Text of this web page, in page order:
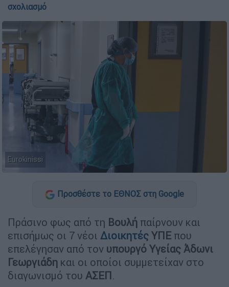
σχολιασμό
Eurokinissi
Προσθέστε το ΕΘΝΟΣ στη Google
Πράσινο φως από τη Βουλή παίρνουν και
επισήμως οι 7 νέοι Διοικητές ΥΠΕ που
επελέγησαν από τον υπουργό Υγείας Άδωνι
Γεωργιάδη και οι οποίοι συμμετείχαν στο
διαγωνισμό του ΑΣΕΠ.